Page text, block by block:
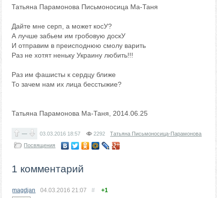
Татьяна Парамонова Письмоносица Ма-Таня
Дайте мне серп, а может косУ?
А лучше забьем им гробовую доскУ
И отправим в преисподнюю смолу варить
Раз не хотят неньку Украину любить!!!
Раз им фашисты к сердцу ближе
То зачем нам их лица бесстыжие?
Татьяна Парамонова Ма-Таня, 2014.06.25
— 03.03.2016 18:57 2292
Татьяна Письмоносица-Парамонова
Посвящения
1 комментарий
magdjan 04.03.201621:07 # +1